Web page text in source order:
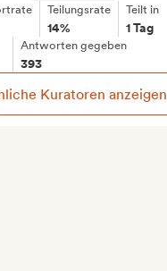
Teilungsrate
14%
Teilt in
1 Tag
Antworten gegeben
393
Kuratoren anzeigen